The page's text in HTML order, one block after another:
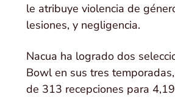
le atribuye violencia de
lesiones, y negligencia.
Nacua ha logrado dos
Bowl en sus tres
de 313 recepciones para